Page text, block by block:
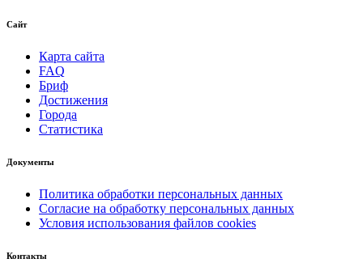
Сайт
Карта сайта
FAQ
Бриф
Достижения
Города
Статистика
Документы
Политика обработки персональных данных
Согласие на обработку персональных данных
Условия использования файлов cookies
Контакты